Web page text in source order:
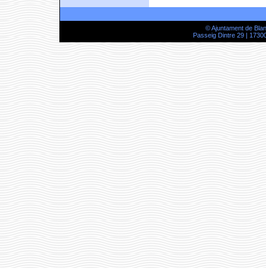
© Ajuntament de
Passeig Dintre 29 |